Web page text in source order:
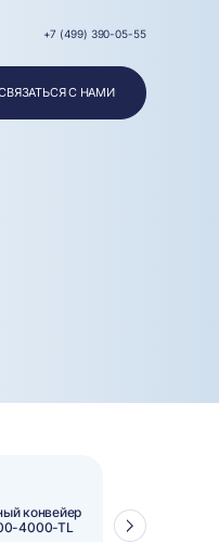
+7 (499) 390-05-55
С НАМИ
конвейер
4000-TL
Стрелка